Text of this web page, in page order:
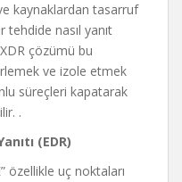
kaynaklardan tasarruf
nasıl yanıt
çözümü bu
ve izole etmek
süreçleri kapatarak
.
(EDR)
özellikle uç noktaları